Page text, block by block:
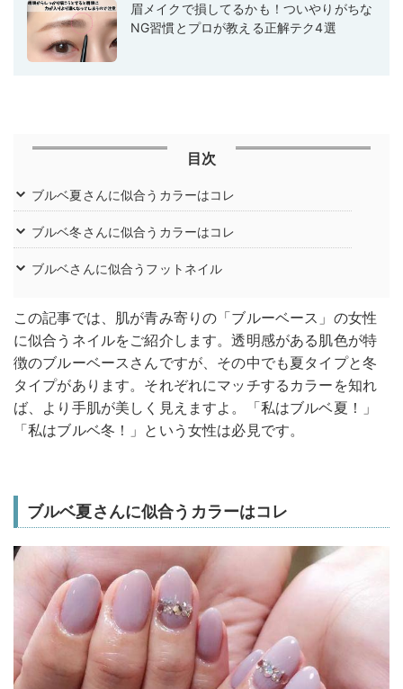
眉メイクで損してるかも！ついやりがちな
NG習慣とプロが教える正解テク4選
目次
ブルベ夏さんに似合うカラーはコレ
ブルベ冬さんに似合うカラーはコレ
ブルベさんに似合うフットネイル
この記事では、肌が青み寄りの「ブルーベース」の女性
に似合うネイルをご紹介します。透明感がある肌色が特
徴のブルーベースさんですが、その中でも夏タイプと冬
タイプがあります。それぞれにマッチするカラーを知れ
ば、より手肌が美しく見えますよ。「私はブルベ夏！」
「私はブルベ冬！」という女性は必見です。
ブルベ夏さんに似合うカラーはコレ